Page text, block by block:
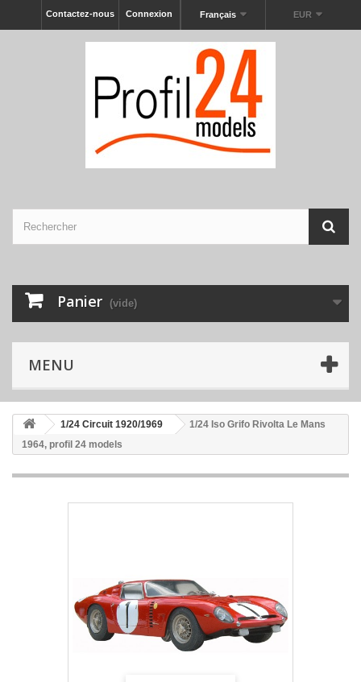
EUR
Français
Connexion
Contactez-nous
Panier (vide)
MENU
1/24 Circuit 1920/1969
1/24 Iso Grifo Rivolta Le Mans
1964, profil 24 models